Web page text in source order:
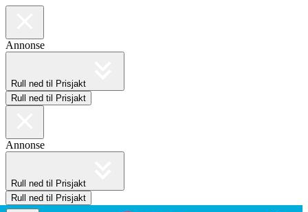
Annonse
Rull ned til Prisjakt
Rull ned til Prisjakt
Annonse
Rull ned til Prisjakt
Rull ned til Prisjakt